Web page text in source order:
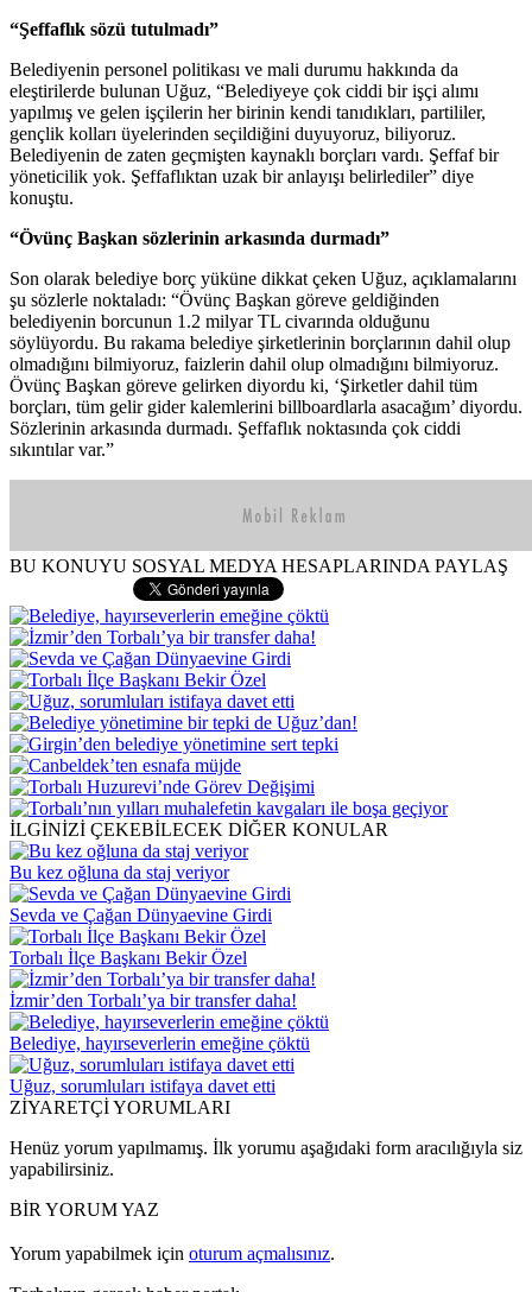
“Şeffaflık sözü tutulmadı”
Belediyenin personel politikası ve mali durumu hakkında da
eleştirilerde bulunan Uğuz, “Belediyeye çok ciddi bir işçi alımı
yapılmış ve gelen işçilerin her birinin kendi tanıdıkları, partililer,
gençlik kolları üyelerinden seçildiğini duyuyoruz, biliyoruz.
Belediyenin de zaten geçmişten kaynaklı borçları vardı. Şeffaf bir
yöneticilik yok. Şeffaflıktan uzak bir anlayışı belirlediler” diye
konuştu.
“Övünç Başkan sözlerinin arkasında durmadı”
Son olarak belediye borç yüküne dikkat çeken Uğuz, açıklamalarını
şu sözlerle noktaladı: “Övünç Başkan göreve geldiğinden
belediyenin borcunun 1.2 milyar TL civarında olduğunu
söylüyordu. Bu rakama belediye şirketlerinin borçlarının dahil olup
olmadığını bilmiyoruz, faizlerin dahil olup olmadığını bilmiyoruz.
Övünç Başkan göreve gelirken diyordu ki, ‘Şirketler dahil tüm
borçları, tüm gelir gider kalemlerini billboardlarla asacağım’ diyordu.
Sözlerinin arkasında durmadı. Şeffaflık noktasında çok ciddi
sıkıntılar var.”
BU KONUYU SOSYAL MEDYA HESAPLARINDA PAYLAŞ
İLGİNİZİ ÇEKEBİLECEK DİĞER KONULAR
Bu kez oğluna da staj veriyor
Sevda ve Çağan Dünyaevine Girdi
Torbalı İlçe Başkanı Bekir Özel
İzmir’den Torbalı’ya bir transfer daha!
Belediye, hayırseverlerin emeğine çöktü
Uğuz, sorumluları istifaya davet etti
ZİYARETÇİ YORUMLARI
Henüz yorum yapılmamış. İlk yorumu aşağıdaki form aracılığıyla siz
yapabilirsiniz.
BİR YORUM YAZ
Yorum yapabilmek için oturum açmalısınız.